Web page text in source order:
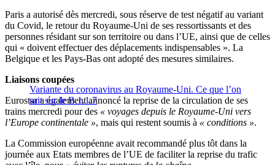
Paris a autorisé dès mercredi, sous réserve de test négatif au variant
du Covid, le retour du Royaume-Uni de ses ressortissants et des
personnes résidant sur son territoire ou dans l’UE, ainsi que de celles
qui « doivent effectuer des déplacements indispensables ». La
Belgique et les Pays-Bas ont adopté des mesures similaires.
Variante du coronavirus au Royaume-Uni. Ce que l’on
sait sur le B.1.1.7
Liaisons coupées
Eurostar a également annoncé la reprise de la circulation de ses
trains mercredi pour des « voyages depuis le Royaume-Uni vers
l’Europe continentale », mais qui restent soumis à « conditions ».
La Commission européenne avait recommandé plus tôt dans la
journée aux Etats membres de l’UE de faciliter la reprise du trafic